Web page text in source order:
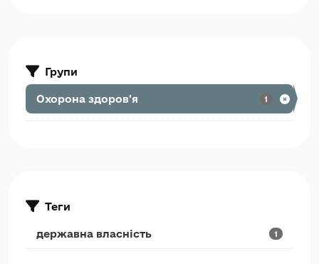
Групи
Охорона здоров'я 1
Теги
державна власність 1